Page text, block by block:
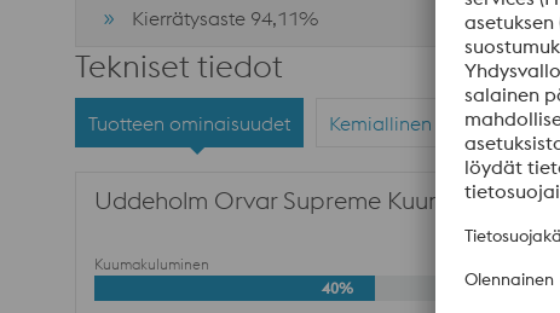
Kierrätysaste 94,11%
Tekniset tiedot
Tuotteen ominaisuudet Kemiallinen analyysi
Uddeholm Orvar Supreme Kuumatyöstöön
Kuumakuluminen
40%